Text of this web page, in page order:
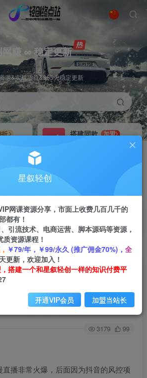
赚 ∞ 稳定更新
源&实战项目&365天稳定更新
折
搭建同款
加盟
属 正文
播沙雕动漫全新玩法，单号日
，详细教程
关注 私信
3179 99
直播非常火爆，后面因为抖音的风控项
星叙轻创
网课资源分享，市面上收费几百几千的
都有！
引流技术、电商运营、脚本源码等资源，
资源课程！
￥79/年，￥99/永久 (推广佣金70%)， 全
更新，欢迎加入！
搭建一个和星叙轻创一样的知识付费平
开通VIP会员 加盟当站长